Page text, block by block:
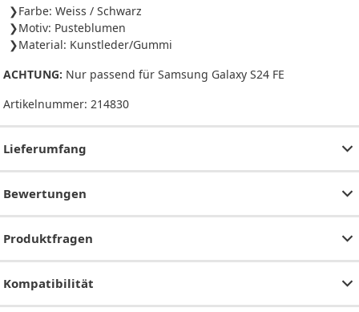
Farbe: Weiss / Schwarz
Motiv: Pusteblumen
Material: Kunstleder/Gummi
ACHTUNG: Nur passend für Samsung Galaxy S24 FE
Artikelnummer: 214830
Lieferumfang
Bewertungen
Produktfragen
Kompatibilität